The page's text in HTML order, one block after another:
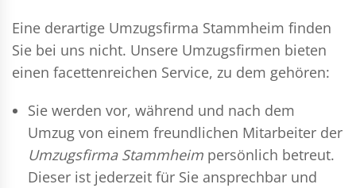
Eine derartige Umzugsfirma Stammheim finden
Sie bei uns nicht. Unsere Umzugsfirmen bieten
einen facettenreichen Service, zu dem gehören:
Sie werden vor, während und nach dem
Umzug von einem freundlichen Mitarbeiter der
Umzugsfirma Stammheim persönlich betreut.
Dieser ist jederzeit für Sie ansprechbar und